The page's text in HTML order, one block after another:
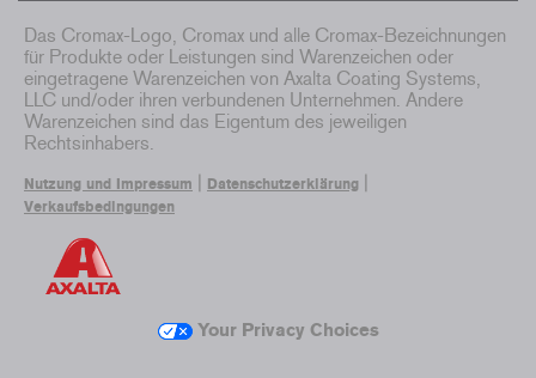
Das Cromax-Logo, Cromax und alle Cromax-Bezeichnungen
für Produkte oder Leistungen sind Warenzeichen oder
eingetragene Warenzeichen von Axalta Coating Systems,
LLC und/oder ihren verbundenen Unternehmen. Andere
Warenzeichen sind das Eigentum des jeweiligen
Rechtsinhabers.
Nutzung und Impressum Datenschutzerklärung
Verkaufsbedingungen
Your Privacy Choices